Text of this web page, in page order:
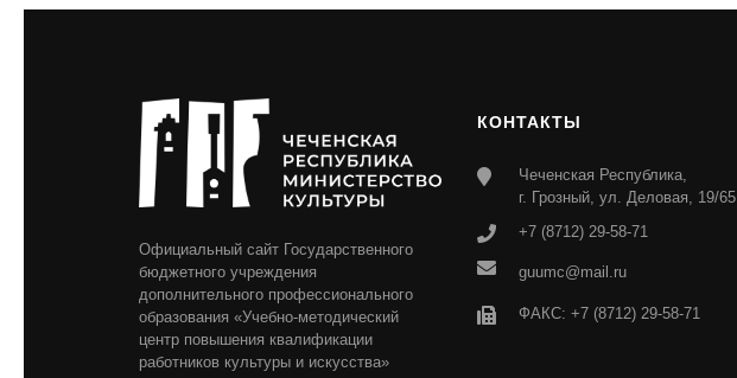
Официальный сайт Государственного
бюджетного учреждения
дополнительного профессионального
образования «Учебно-методический
центр повышения квалификации
работников культуры и искусства»
КОНТАКТЫ
Чеченская Республика,
г. Грозный, ул. Деловая, 19/65
+7 (8712) 29-58-71
guumc@mail.ru
ФАКС: +7 (8712) 29-58-71